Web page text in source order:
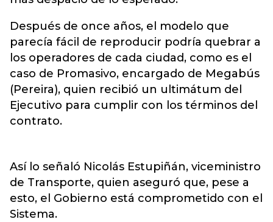
Después de once años, el modelo que
parecía fácil de reproducir podría quebrar a
los operadores de cada ciudad, como es el
caso de Promasivo, encargado de Megabús
(Pereira), quien recibió un ultimátum del
Ejecutivo para cumplir con los términos del
contrato.
Así lo señaló Nicolás Estupiñán, viceministro
de Transporte, quien aseguró que, pese a
esto, el Gobierno está comprometido con el
Sistema.